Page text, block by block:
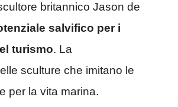
britannico Jason de
salvifico per i
turismo. La
sculture che imitano le
per la vita marina.